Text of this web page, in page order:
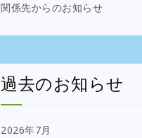
関係先からのお知らせ
過去のお知らせ
2026年7月